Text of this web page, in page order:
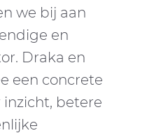
we bij aan
en
Draka en
een concrete
betere